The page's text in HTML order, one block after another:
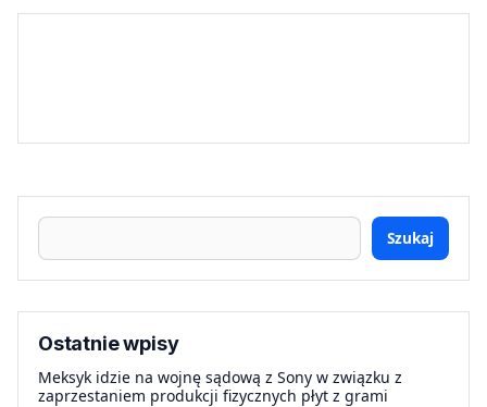
Szukaj
Ostatnie wpisy
Meksyk idzie na wojnę sądową z Sony w związku z
zaprzestaniem produkcji fizycznych płyt z grami